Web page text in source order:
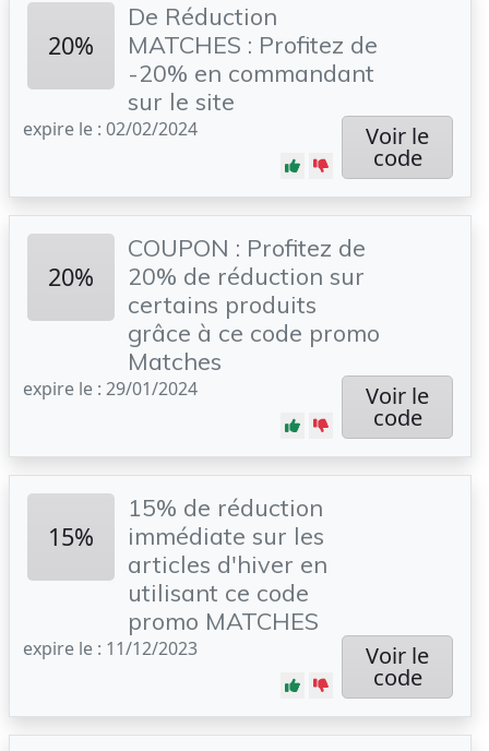
20%
De Réduction
MATCHES : Profitez de
-20% en commandant
sur le site
expire le : 02/02/2024 Voir le
code
20%
COUPON : Profitez de
20% de réduction sur
certains produits
grâce à ce code promo
Matches
expire le : 29/01/2024 Voir le
code
15%
15% de réduction
immédiate sur les
articles d'hiver en
utilisant ce code
promo MATCHES
expire le : 11/12/2023 Voir le
code